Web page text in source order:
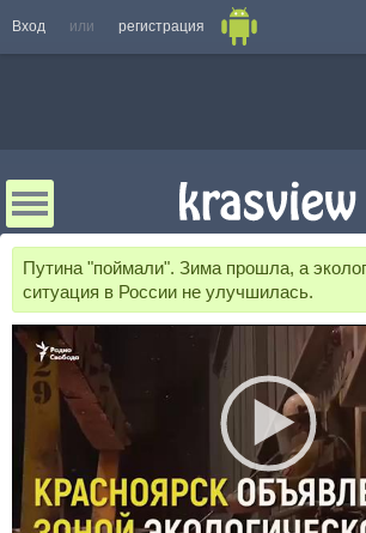
Вход или регистрация
Путина "поймали". Зима прошла, а
ситуация в России не улучшилась.